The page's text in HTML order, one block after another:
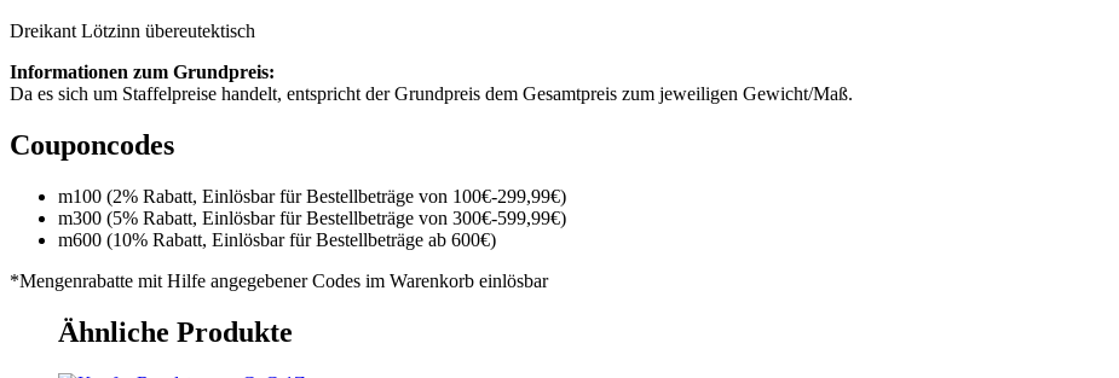
Dreikant Lötzinn übereutektisch
Informationen zum Grundpreis:
Da es sich um Staffelpreise handelt, entspricht der Grundpreis dem Gesamtpreis zum jeweiligen Gewicht/Maß.
Couponcodes
m100 (2% Rabatt, Einlösbar für Bestellbeträge von 100€-299,99€)
m300 (5% Rabatt, Einlösbar für Bestellbeträge von 300€-599,99€)
m600 (10% Rabatt, Einlösbar für Bestellbeträge ab 600€)
*Mengenrabatte mit Hilfe angegebener Codes im Warenkorb einlösbar
Ähnliche Produkte